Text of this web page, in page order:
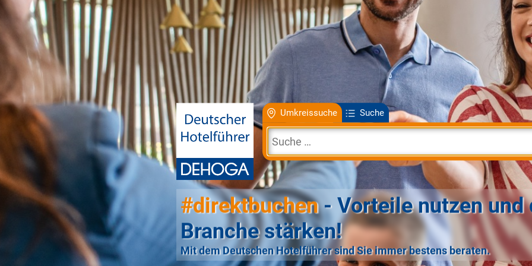
Umkreissuche Suche
#direktbuchen- Vorteile nutzen und
Branche stärken!
Mit dem Deutschen Hotelführer sind Sie immer bestens beraten.